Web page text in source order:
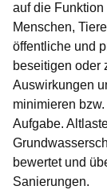
auf die
Menschen,
öffentliche und
beseitigen oder
Auswirkungen
minimieren
Aufgabe.
bewertet und
Sanierungen.